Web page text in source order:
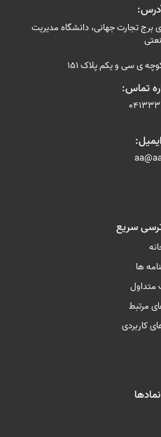
صفا، روبروی برج تجارت جهانی، دانشگاه مدیریت
ی سی و یکم پلاک 151
تماس:
ایمیل:
سریع
ها
متداول
مرتبط
کاربردی
نمادها